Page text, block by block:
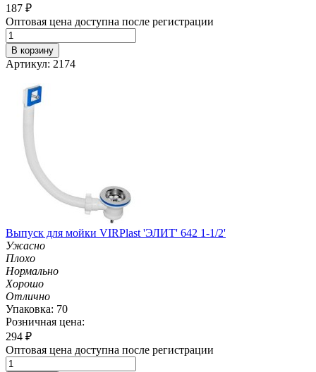
187 ₽
Оптовая цена доступна после регистрации
В корзину
Артикул: 2174
Выпуск для мойки VIRPlast 'ЭЛИТ' 642 1-1/2'
Ужасно
Плохо
Нормально
Хорошо
Отлично
Упаковка: 70
Розничная цена:
294 ₽
Оптовая цена доступна после регистрации